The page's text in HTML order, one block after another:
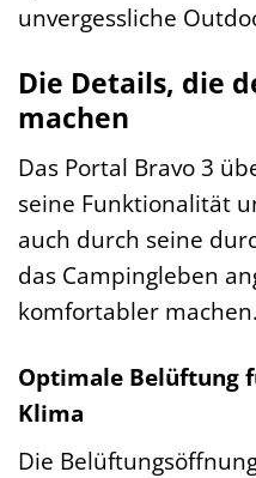
unvergessliche
Die Details, die
machen
Das Portal Bravo 3
seine Funktionalität
auch durch seine
das Campingleben
komfortabler machen.
Optimale Belüftung
Klima
Die